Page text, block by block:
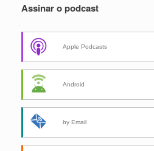
Assinar o podcast
Apple Podcasts
Android
by Email